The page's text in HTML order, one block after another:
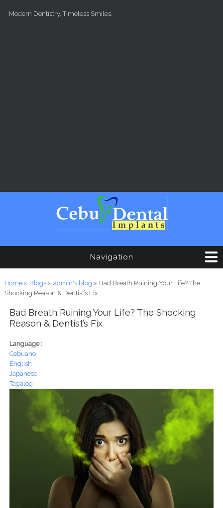
Modern Dentistry, Timeless Smiles.
Navigation
You are here
Home» Blogs» admin's blog » Bad Breath Ruining Your Life? The
Shocking Reason & Dentist’s Fix
Bad Breath Ruining Your Life? The Shocking
Reason & Dentist’s Fix
Language :
Cebuano
English
Japanese
Tagalog